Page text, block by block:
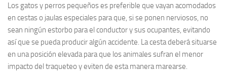
Los gatos y perros pequeños es preferible que vayan acomodados
en cestas o jaulas especiales para que, si se ponen nerviosos, no
sean ningún estorbo para el conductor y sus ocupantes, evitando
así que se pueda producir algún accidente. La cesta deberá situarse
en una posición elevada para que los animales sufran el menor
impacto del traqueteo y eviten de esta manera marearse.